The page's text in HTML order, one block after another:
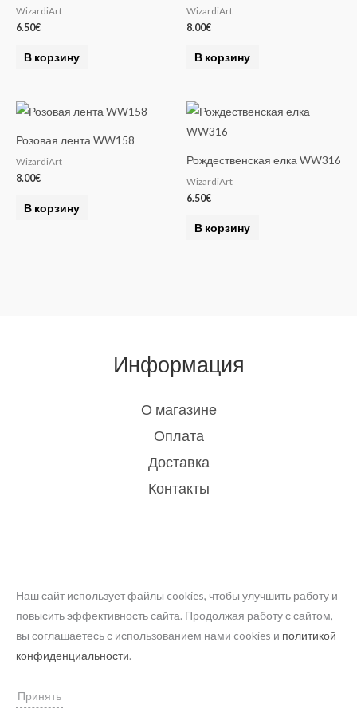
i
v
e
WizardiArt
6.50€
В корзину
WizardiArt
8.00€
В корзину
Розовая лента WW158
WizardiArt
8.00€
В корзину
Рождественская елка WW316
WizardiArt
6.50€
В корзину
Информация
О магазине
Оплата
Доставка
Контакты
Наш сайт использует файлы cookies, чтобы улучшить работу и
повысить эффективность сайта. Продолжая работу с сайтом,
вы соглашаетесь с использованием нами cookies и политикой
конфиденциальности.
Принять